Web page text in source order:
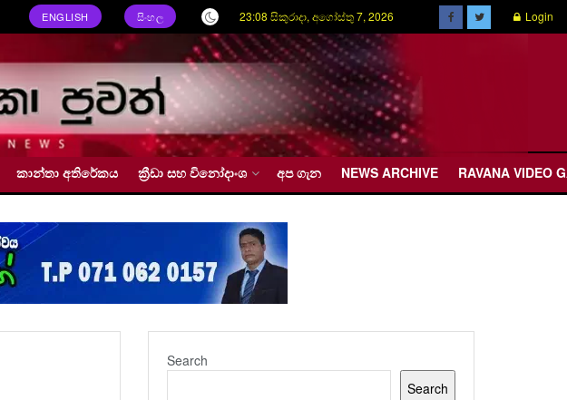
ENGLISH සිංහල 23:08 සිකුරාදා, අගෝස්තු 7, 2026 Login
කාන්තා අතිරේකය ක්‍රීඩා සහ විනෝදාංශ අප ගැන NEWS ARCHIVE RAVANA VIDEO
Search
Search